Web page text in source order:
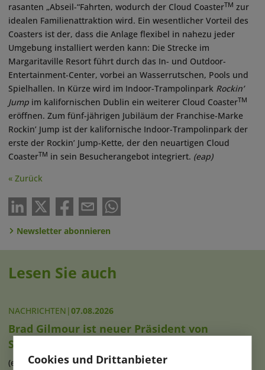
Cookies und Drittanbieter
rasanten „Abseil-“Fahrten, wodurch der Cloud CoasterTM zur
idealen Familienattraktion wird. Ein wesentlicher Vorteil des
Coasters ist der, dass die Anlage flexibel in nahezu jeder
Umgebung installiert werden kann: Die Strecke im
Margaritaville Resort führt durch das In- und Outdoor-
Entertainment-Center, vorbei an Wasserrutschen, Pools und
Spielhallen. In Kürze wird im Indoor-Trampolinpark Rockin’
Jump im kalifornischen Dublin ein weiterer Cloud CoasterTM
eröffnen. Zum fünf-jährigen Jubiläum der Franchise-Marke
Rockin’ Jump ist der kalifornische Indoor-Trampolinpark der
erste der Rockin’ Jump-Kette, der den neuartigen Cloud
CoasterTM in sein Besucherangebot integriert. (eap)
« Zurück
Newsletter abonnieren
Lesen Sie auch
NACHRICHTEN |07.08.2026
Brad Gilmour ist neuer Präsident von
SeaWorld Orlando
(eap) Brad Gilmour (Foto), seit 2023 als Präsident von